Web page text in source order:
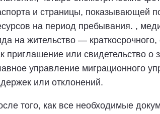
и страницы, показывающей
на период пребывания. ,
на жительство —
приглашение или свидетельство о
управление миграционного
или отклонений.
того, как все необходимые